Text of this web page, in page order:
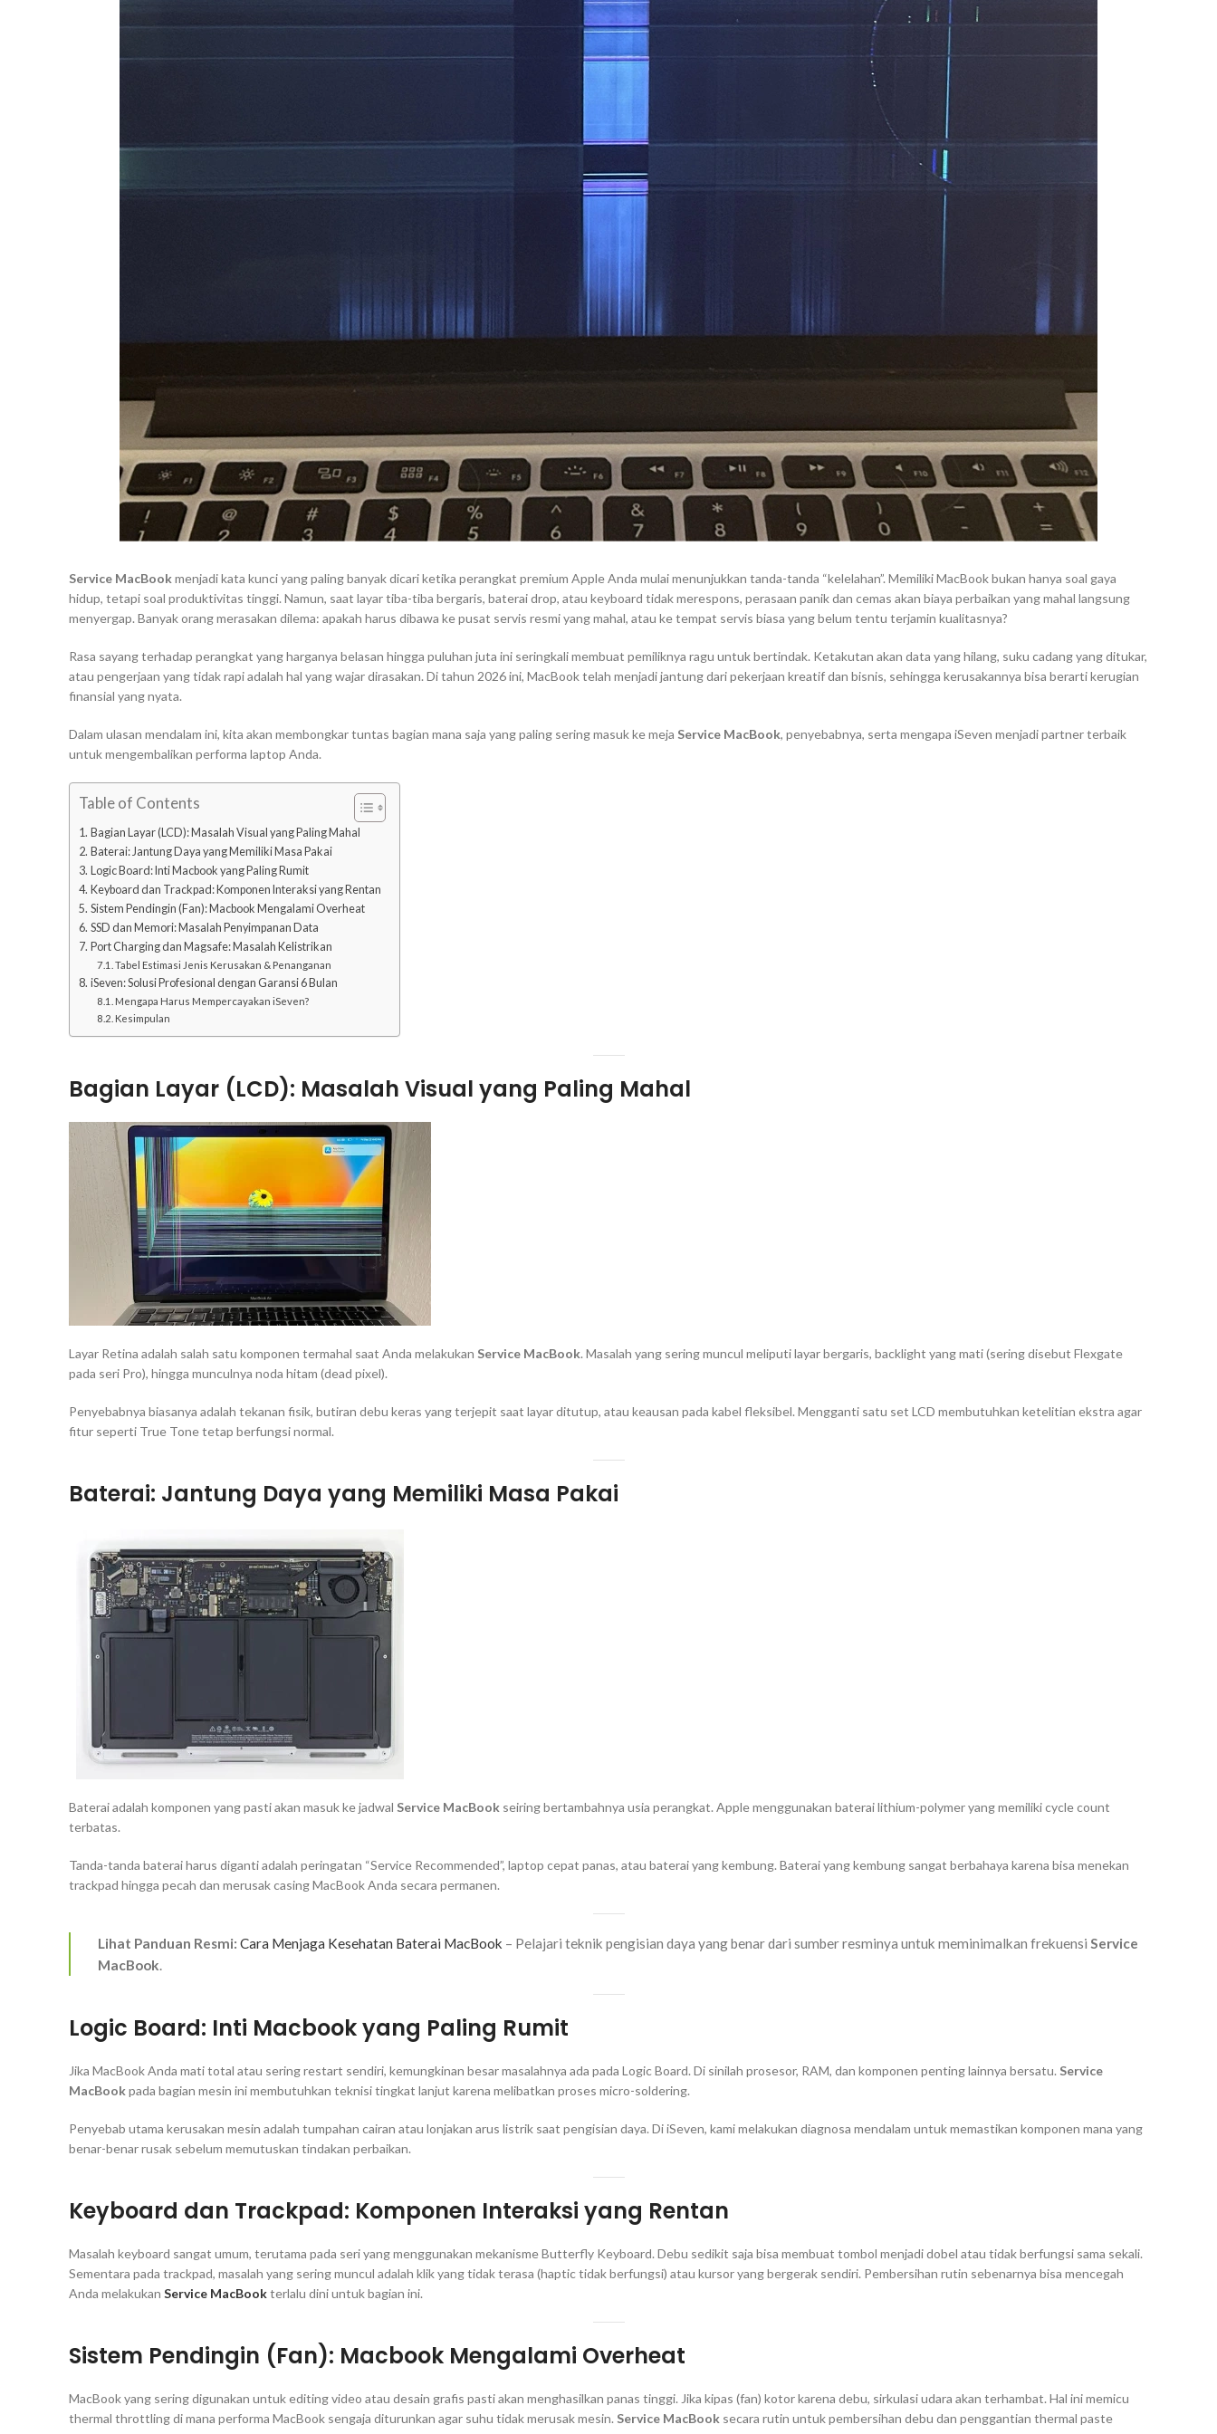
Service MacBookmenjadi kata kunci yang paling banyak dicari ketika perangkat premium Apple Anda mulai menunjukkan tanda-tanda “kelelahan”. Memiliki MacBook bukan hanya soal gaya
hidup, tetapi soal produktivitas tinggi. Namun, saat layar tiba-tiba bergaris, baterai drop, atau keyboard tidak merespons, perasaan panik dan cemas akan biaya perbaikan yang mahal langsung
menyergap. Banyak orang merasakan dilema: apakah harus dibawa ke pusat servis resmi yang mahal, atau ke tempat servis biasa yang belum tentu terjamin kualitasnya?
Rasa sayang terhadap perangkat yang harganya belasan hingga puluhan juta ini seringkali membuat pemiliknya ragu untuk bertindak. Ketakutan akan data yang hilang, suku cadang yang ditukar,
atau pengerjaan yang tidak rapi adalah hal yang wajar dirasakan. Di tahun 2026 ini, MacBook telah menjadi jantung dari pekerjaan kreatif dan bisnis, sehingga kerusakannya bisa berarti kerugian
finansial yang nyata.
Dalam ulasan mendalam ini, kita akan membongkar tuntas bagian mana saja yang paling sering masuk ke meja Service MacBook, penyebabnya, serta mengapa iSeven menjadi partner terbaik
untuk mengembalikan performa laptop Anda.
Table of Contents
Bagian Layar (LCD): Masalah Visual yang Paling Mahal
Baterai: Jantung Daya yang Memiliki Masa Pakai
Logic Board: Inti Macbook yang Paling Rumit
Keyboard dan Trackpad: Komponen Interaksi yang Rentan
Sistem Pendingin (Fan): Macbook Mengalami Overheat
SSD dan Memori: Masalah Penyimpanan Data
Port Charging dan Magsafe: Masalah Kelistrikan
Tabel Estimasi Jenis Kerusakan & Penanganan
iSeven: Solusi Profesional dengan Garansi 6 Bulan
Mengapa Harus Mempercayakan iSeven?
Kesimpulan
Bagian Layar (LCD): Masalah Visual yang Paling Mahal
Layar Retina adalah salah satu komponen termahal saat Anda melakukan Service MacBook. Masalah yang sering muncul meliputi layar bergaris, backlight yang mati (sering disebut Flexgate
pada seri Pro), hingga munculnya noda hitam (dead pixel).
Penyebabnya biasanya adalah tekanan fisik, butiran debu keras yang terjepit saat layar ditutup, atau keausan pada kabel fleksibel. Mengganti satu set LCD membutuhkan ketelitian ekstra agar
fitur seperti True Tonetetap berfungsi normal.
Baterai: Jantung Daya yang Memiliki Masa Pakai
Baterai adalah komponen yang pasti akan masuk ke jadwal Service MacBook seiring bertambahnya usia perangkat. Apple menggunakan baterai lithium-polymer yang memilikicycle count
terbatas.
Tanda-tanda baterai harus diganti adalah peringatan “Service Recommended”, laptop cepat panas, atau baterai yang kembung. Baterai yang kembung sangat berbahaya karena bisa menekan
trackpad hingga pecah dan merusak casing MacBook Anda secara permanen.
Lihat Panduan Resmi: Cara Menjaga Kesehatan Baterai MacBook – Pelajari teknik pengisian daya yang benar dari sumber resminya untuk meminimalkan frekuensi Service
MacBook.
Logic Board: Inti Macbook yang Paling Rumit
Jika MacBook Anda mati total atau seringrestart sendiri, kemungkinan besar masalahnya ada pada Logic Board. Di sinilah prosesor, RAM, dan komponen penting lainnya bersatu. Service
MacBookpada bagian mesin ini membutuhkan teknisi tingkat lanjut karena melibatkan proses micro-soldering.
Penyebab utama kerusakan mesin adalah tumpahan cairan atau lonjakan arus listrik saat pengisian daya. Di iSeven, kami melakukan diagnosa mendalam untuk memastikan komponen mana yang
benar-benar rusak sebelum memutuskan tindakan perbaikan.
Keyboard dan Trackpad: Komponen Interaksi yang Rentan
Masalah keyboard sangat umum, terutama pada seri yang menggunakan mekanismeButterfly Keyboard. Debu sedikit saja bisa membuat tombol menjadi dobel atau tidak berfungsi sama sekali.
Sementara pada trackpad, masalah yang sering muncul adalah klik yang tidak terasa (haptic tidak berfungsi) atau kursor yang bergerak sendiri. Pembersihan rutin sebenarnya bisa mencegah
Anda melakukan Service MacBookterlalu dini untuk bagian ini.
Sistem Pendingin (Fan): Macbook Mengalami Overheat
MacBook yang sering digunakan untuk editing video atau desain grafis pasti akan menghasilkan panas tinggi. Jika kipas (fan) kotor karena debu, sirkulasi udara akan terhambat. Hal ini memicu
thermal throttlingdi mana performa MacBook sengaja diturunkan agar suhu tidak merusak mesin. Service MacBook secara rutin untuk pembersihan debu dan penggantian thermal paste